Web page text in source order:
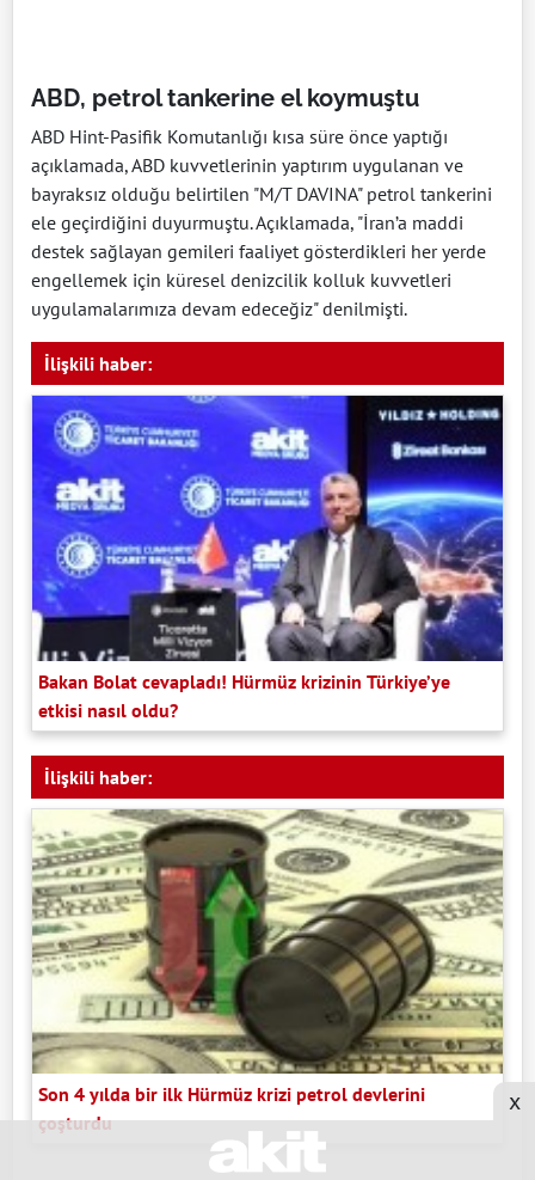
ABD, petrol tankerine el koymuştu
ABD Hint-Pasifik Komutanlığı kısa süre önce yaptığı
açıklamada, ABD kuvvetlerinin yaptırım uygulanan ve
bayraksız olduğu belirtilen "M/T DAVINA" petrol tankerini
ele geçirdiğini duyurmuştu. Açıklamada, "İran’a maddi
destek sağlayan gemileri faaliyet gösterdikleri her yerde
engellemek için küresel denizcilik kolluk kuvvetleri
uygulamalarımıza devam edeceğiz" denilmişti.
İlişkili haber:
Bakan Bolat cevapladı! Hürmüz krizinin Türkiye’ye
etkisi nasıl oldu?
İlişkili haber:
Son 4 yılda bir ilk Hürmüz krizi petrol devlerini
çoşturdu
x